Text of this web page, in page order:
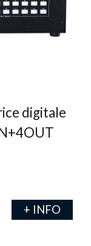
digitale
+ INFO